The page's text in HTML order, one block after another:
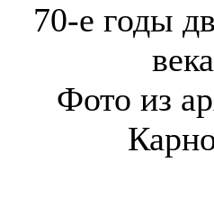
70-е годы
Фото из